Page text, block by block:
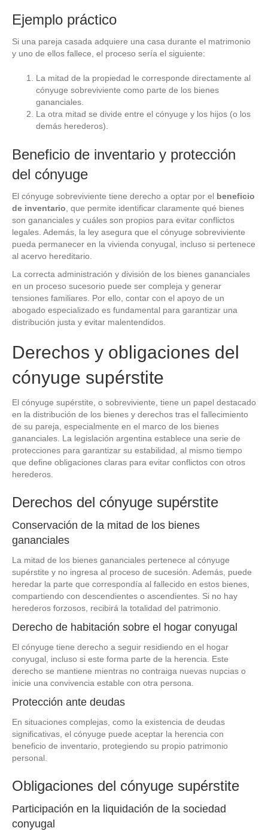
Ejemplo práctico
Si una pareja casada adquiere una casa durante el matrimonio
y uno de ellos fallece, el proceso sería el siguiente:
La mitad de la propiedad le corresponde directamente al
cónyuge sobreviviente como parte de los bienes
gananciales.
La otra mitad se divide entre el cónyuge y los hijos (o los
demás herederos).
Beneficio de inventario y protección
del cónyuge
El cónyuge sobreviviente tiene derecho a optar por el beneficio
de inventario, que permite identificar claramente qué bienes
son gananciales y cuáles son propios para evitar conflictos
legales. Además, la ley asegura que el cónyuge sobreviviente
pueda permanecer en la vivienda conyugal, incluso si pertenece
al acervo hereditario.
La correcta administración y división de los bienes gananciales
en un proceso sucesorio puede ser compleja y generar
tensiones familiares. Por ello, contar con el apoyo de un
abogado especializado es fundamental para garantizar una
distribución justa y evitar malentendidos.
Derechos y obligaciones del
cónyuge supérstite
El cónyuge supérstite, o sobreviviente, tiene un papel destacado
en la distribución de los bienes y derechos tras el fallecimiento
de su pareja, especialmente en el marco de los bienes
gananciales. La legislación argentina establece una serie de
protecciones para garantizar su estabilidad, al mismo tiempo
que define obligaciones claras para evitar conflictos con otros
herederos.
Derechos del cónyuge supérstite
Conservación de la mitad de los bienes
gananciales
La mitad de los bienes gananciales pertenece al cónyuge
supérstite y no ingresa al proceso de sucesión. Además, puede
heredar la parte que correspondía al fallecido en estos bienes,
compartiendo con descendientes o ascendientes. Si no hay
herederos forzosos, recibirá la totalidad del patrimonio.
Derecho de habitación sobre el hogar conyugal
El cónyuge tiene derecho a seguir residiendo en el hogar
conyugal, incluso si este forma parte de la herencia. Este
derecho se mantiene mientras no contraiga nuevas nupcias o
inicie una convivencia estable con otra persona.
Protección ante deudas
En situaciones complejas, como la existencia de deudas
significativas, el cónyuge puede aceptar la herencia con
beneficio de inventario, protegiendo su propio patrimonio
personal.
Obligaciones del cónyuge supérstite
Participación en la liquidación de la sociedad
conyugal